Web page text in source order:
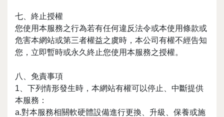
七、終止授權
您使用本服務之行為若有任何違反法令或本使用條款或
危害本網站或第三者權益之虞時，本公司有權不經告知
您，立即暫時或永久終止您使用本服務之授權。
八、免責事項
1、下列情形發生時，本網站有權可以停止、中斷提供
本服務：
a.對本服務相關軟硬體設備進行更換、升級、保養或施